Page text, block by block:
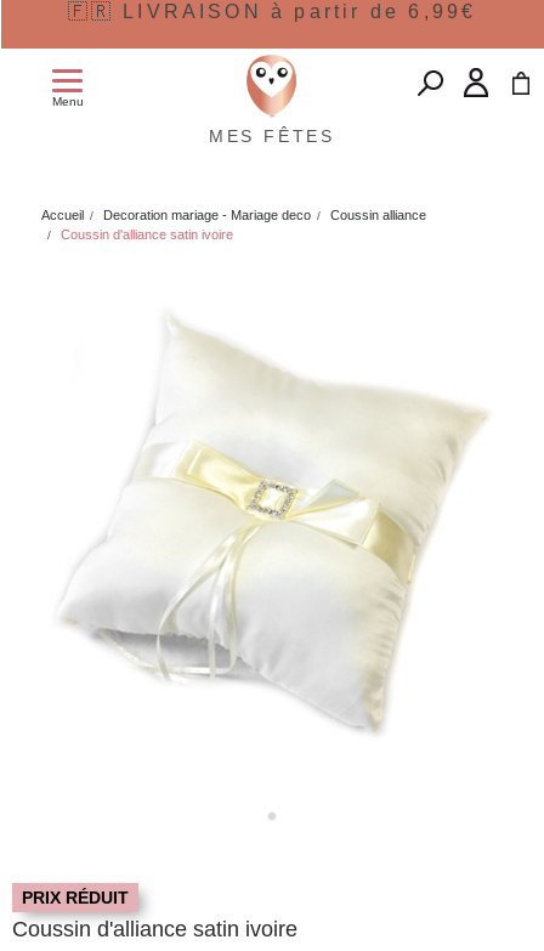
🇫🇷 LIVRAISON à partir de 6,99€
Menu
MES FÊTES
Accueil Decoration mariage - Mariage deco
Coussin alliance
Coussin d'alliance satin ivoire
PRIX RÉDUIT
Coussin d'alliance satin ivoire